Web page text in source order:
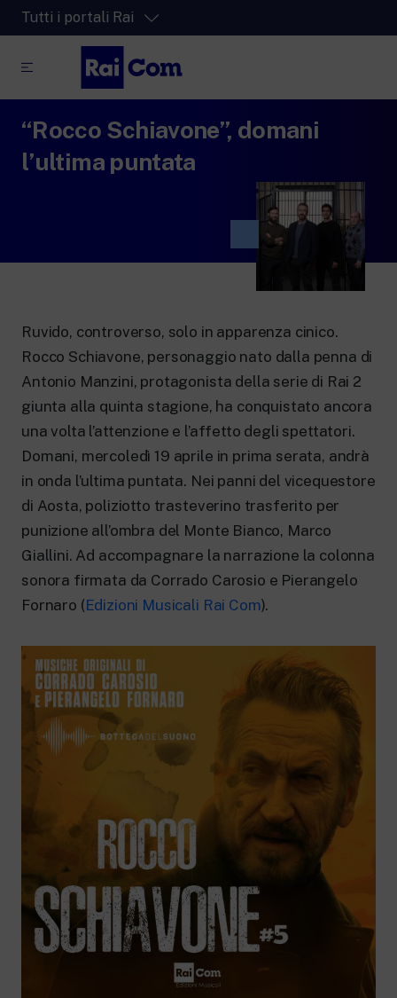
Tutti i portali Rai
La piattaforma di streaming video per tutti.
RaiPlay
La piattaforma digitale dei canali Radio
Lo spazio sicuro ricco di cartoni animati
New 24 ore su 24: attualità, ultime notizie
e aggiornamenti.
RaiNews
Le redazioni regionali di RaiNews.
Rai TgR
Approfondimenti culturali su Arte,
Letteratura, Storia e molto altro.
Rai Cultura
l’Università, i Docenti e l’istruzione degli
adulti.
“Rocco Schiavone”, domani
l’ultima puntata
Ruvido, controverso, solo in apparenza cinico.
Rocco Schiavone, personaggio nato dalla penna di
Antonio Manzini, protagonista della serie di Rai 2
giunta alla quinta stagione, ha conquistato ancora
una volta l’attenzione e l’affetto degli spettatori.
Domani, mercoledì 19 aprile in prima serata, andrà
in onda l’ultima puntata. Nei panni del vicequestore
di Aosta, poliziotto trasteverino trasferito per
punizione all’ombra del Monte Bianco, Marco
Giallini. Ad accompagnare la narrazione la colonna
sonora firmata da Corrado Carosio e Pierangelo
Fornaro (Edizioni Musicali Rai Com).